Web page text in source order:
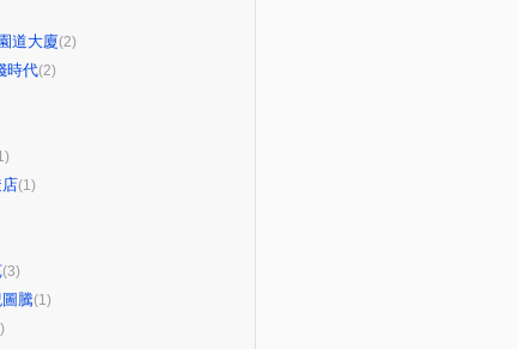
道大廈(2)
時代(2)
(1)
(3)
騰(1)